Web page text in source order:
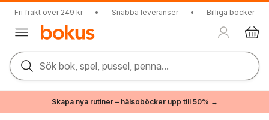
Fri frakt över 249 kr • Snabba leveranser • Billiga böcker
Sök bok, spel, pussel, penna...
Skapa nya rutiner – hälsoböcker upp till 50% →